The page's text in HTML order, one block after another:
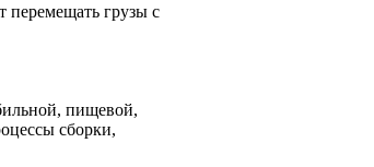
перемещать грузы с
пищевой,
сборки,